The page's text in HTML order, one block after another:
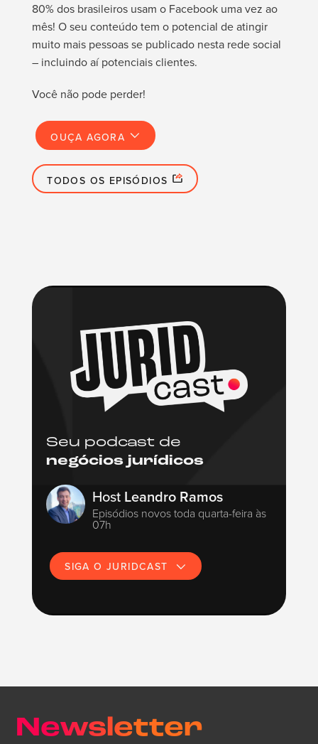
80% dos brasileiros usam o Facebook uma vez ao
mês! O seu conteúdo tem o potencial de atingir
muito mais pessoas se publicado nesta rede social
– incluindo aí potenciais clientes.
Você não pode perder!
OUÇA AGORA
TODOS OS EPISÓDIOS
Seu podcast de
negócios jurídicos
Host Leandro Ramos
Episódios novos toda quarta-feira às
07h
SIGA O JURIDCAST
Newsletter